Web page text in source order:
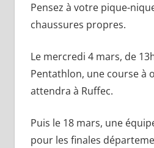
Pensez à votre pique-
chaussures propres.
Le mercredi 4 mars, de
Pentathlon, une course à
attendra à Ruffec.
Puis le 18 mars, une
pour les finales